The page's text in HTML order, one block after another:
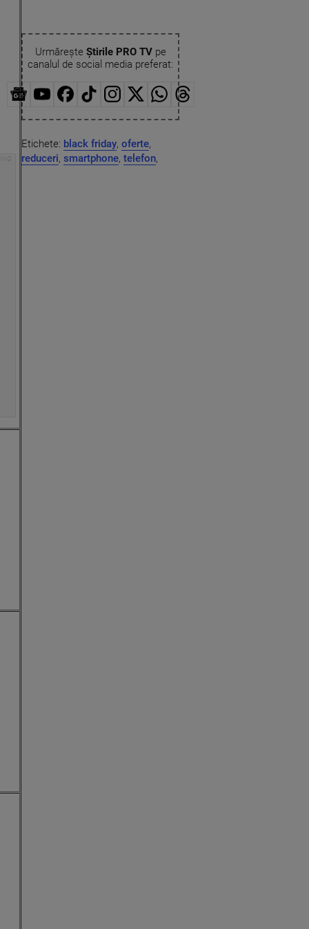
Urmărește Știrile PRO TVpe
canalul de social media preferat:
Etichete: black friday, oferte,
reduceri, smartphone, telefon,